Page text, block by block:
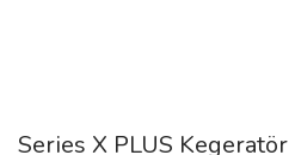
Series X PLUS Kegeratör